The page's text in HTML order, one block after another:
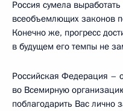
Россия сумела
всеобъемлющих законов
Конечно же, прогресс
в будущем его темпы не
Российская Федерация –
во Всемирную
поблагодарить Вас